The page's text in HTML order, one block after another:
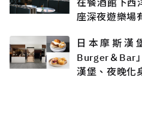
座深夜遊樂場
日本摩斯漢
Burger＆Bar
漢堡、夜晚化